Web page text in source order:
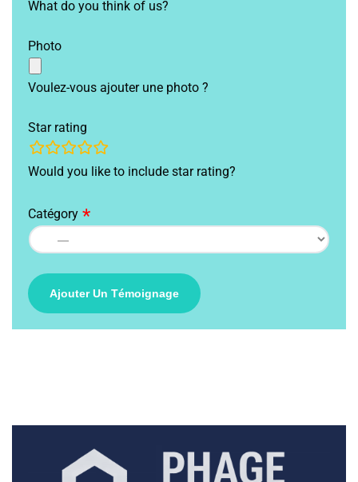
What do you think of us?
Photo
Voulez-vous ajouter une photo ?
Star rating
r
a
i
n
g
f
i
Would you like to include star rating?
Catégory